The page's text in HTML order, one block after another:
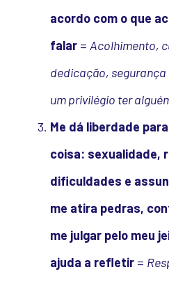
acordo com o que
falar = Acolhimento,
dedicação,
um privilégio ter
Me dá liberdade
coisa: sexualidade,
dificuldades e
me atira pedras,
me julgar pelo meu
ajuda a refletir =